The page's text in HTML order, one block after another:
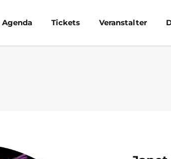
Agenda Tickets Veranstalter